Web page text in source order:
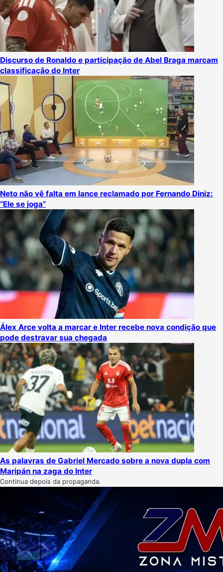
Discurso de Ronaldo e participação de Abel Braga marcam
classificação do Inter
Neto não vê falta em lance reclamado por Fernando Diniz:
“Ele se joga”
Álex Arce volta a marcar e Inter recebe nova condição que
pode destravar sua chegada
As palavras de Gabriel Mercado sobre a nova dupla com
Maripán na zaga do Inter
Continua depois da propaganda.